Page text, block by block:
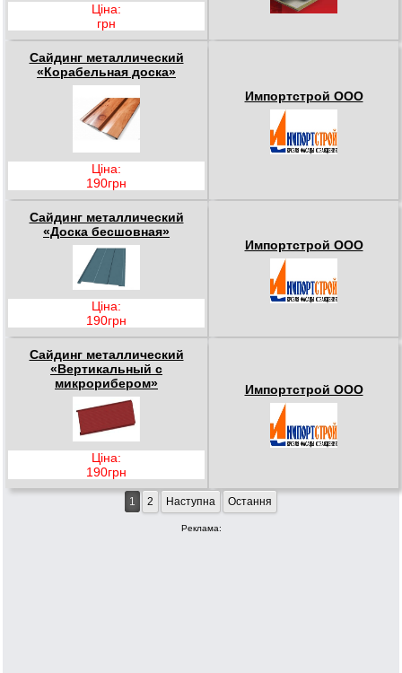
Ціна:
грн
Сайдинг металлический
«Корабельная доска»
Ціна:
190грн
Импортстрой ООО
Сайдинг металлический
«Доска бесшовная»
Ціна:
190грн
Импортстрой ООО
Сайдинг металлический
«Вертикальный с
микрорибером»
Ціна:
190грн
Импортстрой ООО
1 2 Наступна Остання
Реклама: